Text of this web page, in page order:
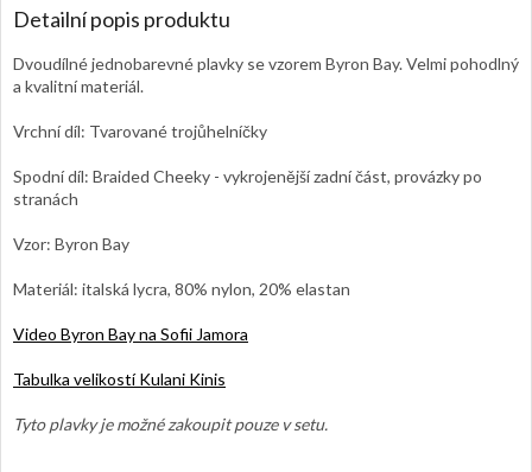
Detailní popis produktu
Dvoudílné jednobarevné plavky se vzorem Byron Bay. Velmi pohodlný
a kvalitní materiál.
Vrchní díl: Tvarované trojůhelníčky
Spodní díl: Braided Cheeky - vykrojenější zadní část, provázky po
stranách
Vzor: Byron Bay
Materiál: italská lycra, 80% nylon, 20% elastan
Video Byron Bay na Sofii Jamora
Tabulka velikostí Kulani Kinis
Tyto plavky je možné zakoupit pouze v setu.